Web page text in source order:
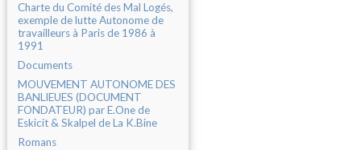
Charte du Comité des Mal Logés,
exemple de lutte Autonome de
travailleurs à Paris de 1986 à
1991
Documents
MOUVEMENT AUTONOME DES
BANLIEUES (DOCUMENT
FONDATEUR) par E.One de
Eskicit & Skalpel de La K.Bine
Romans